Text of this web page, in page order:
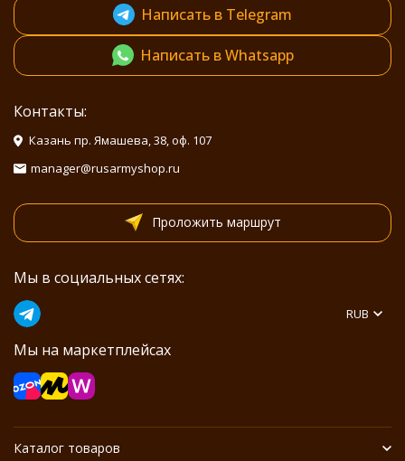
Написать в Telegram
Написать в Whatsapp
Контакты:
Казань пр. Ямашева, 38, оф. 107
manager@rusarmyshop.ru
Проложить маршрут
Мы в социальных сетях:
Мы на маркетплейсах
RUB
Каталог товаров